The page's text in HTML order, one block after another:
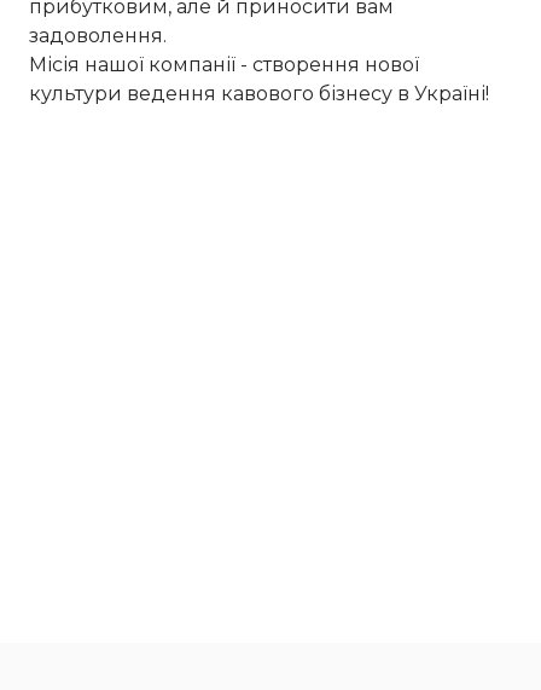
прибутковим, але й приносити вам
задоволення.
Місія нашої компанії - створення нової
культури ведення кавового бізнесу в Україні!